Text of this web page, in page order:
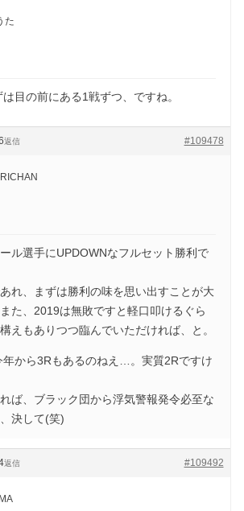
た
目の前にある1戦ずつ、ですね。
#109478
返信
ル選手にUPDOWNなフルセット勝利で
れ、まずは勝利の味を思い出すことが大
た、2019は無敗ですと軽口叩けるぐら
えもありつつ臨んでいただければ、と。
年から3Rもあるのねえ…。実質2Rですけ
ば、ブラック団から浮気警報発令必至な
決して(笑)
#109492
返信